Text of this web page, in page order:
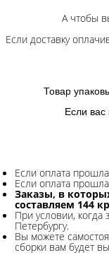
А чтобы
Если доставку
Товар
Если вас
Если оплата
Если оплата
Заказы, в
составляем 144
При условии, когда
Петербургу.
Вы можете
сборки вам будет